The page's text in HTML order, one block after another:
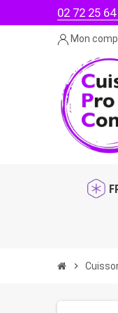
02 72 25
Mon
chevron_right